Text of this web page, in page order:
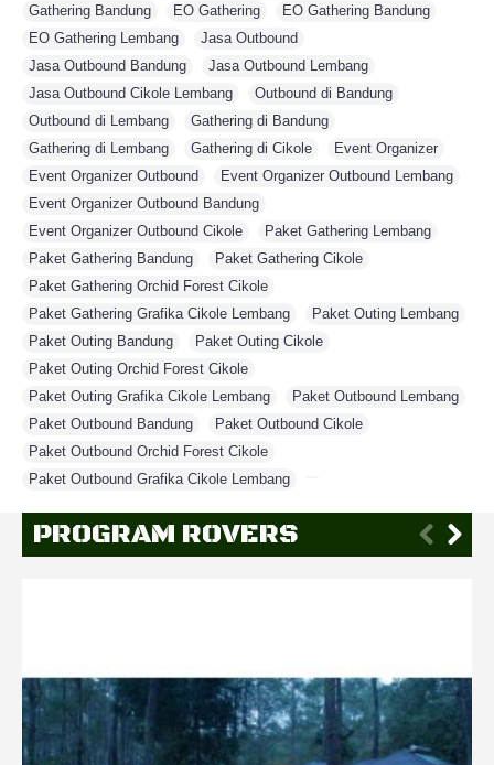
Gathering Bandung
EO Gathering EO Gathering Bandung
EO Gathering Lembang
Jasa Outbound
Jasa Outbound Bandung
Jasa Outbound Lembang
Jasa Outbound Cikole Lembang
Outbound di Bandung
Outbound di Lembang
Gathering di Bandung
Gathering di Lembang
Gathering di Cikole Event Organizer
Event Organizer Outbound
Event Organizer Outbound Lembang
Event Organizer Outbound Bandung
Event Organizer Outbound Cikole
Paket Gathering Lembang
Paket Gathering Bandung
Paket Gathering Cikole
Paket Gathering Orchid Forest Cikole
Paket Gathering Grafika Cikole Lembang
Paket Outing Lembang
Paket Outing Bandung
Paket Outing Cikole
Paket Outing Orchid Forest Cikole
Paket Outing Grafika Cikole Lembang
Paket Outbound Lembang
Paket Outbound Bandung
Paket Outbound Cikole
Paket Outbound Orchid Forest Cikole
Paket Outbound Grafika Cikole Lembang
PROGRAM ROVERS